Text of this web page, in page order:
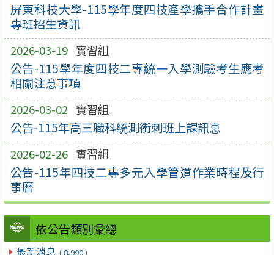
屏東科技大學-115學年度四技產學攜手合作計畫
專班招生資訊
2026-03-19 實習組
公告-115學年度四技二專統一入學測驗考生應考
相關注意事項
2026-03-02 實習組
公告-115年高三職科統測衝刺班上課訊息
2026-02-26 實習組
公告-115年四技二專多元入學管道作業時程及行
事曆
依公告類別彙總
最新消息 ( 8,990 )